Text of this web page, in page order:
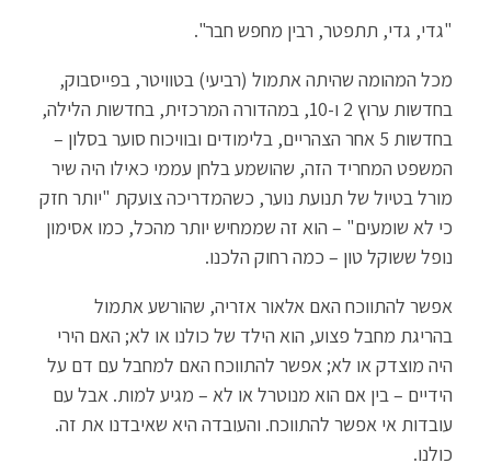
b
o
o
k
tt
er
ail
at
sA
p
p
"גדי, גדי, תתפטר, רבין מחפש חבר".
מכל המהומה שהיתה אתמול (רביעי) בטוויטר, בפייסבוק,
בחדשות ערוץ 2 ו-10, במהדורה המרכזית, בחדשות הלילה,
בחדשות 5 אחר הצהריים, בלימודים ובוויכוח סוער בסלון –
המשפט המחריד הזה, שהושמע בלחן עממי כאילו היה שיר
מורל בטיול של תנועת נוער, כשהמדריכה צועקת "יותר חזק
כי לא שומעים" – הוא זה שממחיש יותר מהכל, כמו אסימון
נופל ששוקל טון – כמה רחוק הלכנו.
אפשר להתווכח האם אלאור אזריה, שהורשע אתמול
בהריגת מחבל פצוע, הוא הילד של כולנו או לא; האם הירי
היה מוצדק או לא; אפשר להתווכח האם למחבל עם דם על
הידיים – בין אם הוא מנוטרל או לא – מגיע למות. אבל עם
עובדות אי אפשר להתווכח. והעובדה היא שאיבדנו את זה.
כולנו.